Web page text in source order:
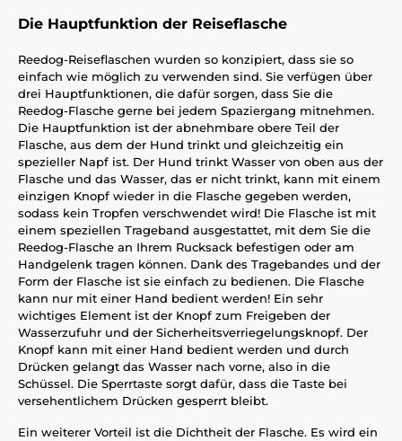
Die Hauptfunktion der Reiseflasche
Reedog-Reiseflaschen wurden so konzipiert, dass sie so
einfach wie möglich zu verwenden sind. Sie verfügen über
drei Hauptfunktionen, die dafür sorgen, dass Sie die
Reedog-Flasche gerne bei jedem Spaziergang mitnehmen.
Die Hauptfunktion ist der abnehmbare obere Teil der
Flasche, aus dem der Hund trinkt und gleichzeitig ein
spezieller Napf ist. Der Hund trinkt Wasser von oben aus der
Flasche und das Wasser, das er nicht trinkt, kann mit einem
einzigen Knopf wieder in die Flasche gegeben werden,
sodass kein Tropfen verschwendet wird! Die Flasche ist mit
einem speziellen Trageband ausgestattet, mit dem Sie die
Reedog-Flasche an Ihrem Rucksack befestigen oder am
Handgelenk tragen können. Dank des Tragebandes und der
Form der Flasche ist sie einfach zu bedienen. Die Flasche
kann nur mit einer Hand bedient werden! Ein sehr
wichtiges Element ist der Knopf zum Freigeben der
Wasserzufuhr und der Sicherheitsverriegelungsknopf. Der
Knopf kann mit einer Hand bedient werden und durch
Drücken gelangt das Wasser nach vorne, also in die
Schüssel. Die Sperrtaste sorgt dafür, dass die Taste bei
versehentlichem Drücken gesperrt bleibt.
Ein weiterer Vorteil ist die Dichtheit der Flasche. Es wird ein